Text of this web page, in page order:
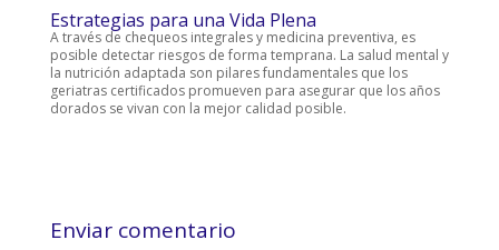
Estrategias para una Vida Plena
A través de chequeos integrales y medicina preventiva, es
posible detectar riesgos de forma temprana. La salud mental y
la nutrición adaptada son pilares fundamentales que los
geriatras certificados promueven para asegurar que los años
dorados se vivan con la mejor calidad posible.
Enviar comentario